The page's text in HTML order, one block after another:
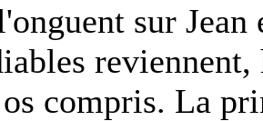
sur
compris. La